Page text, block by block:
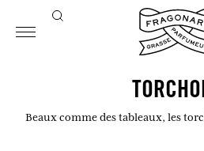
Beaux comme des tableaux, les